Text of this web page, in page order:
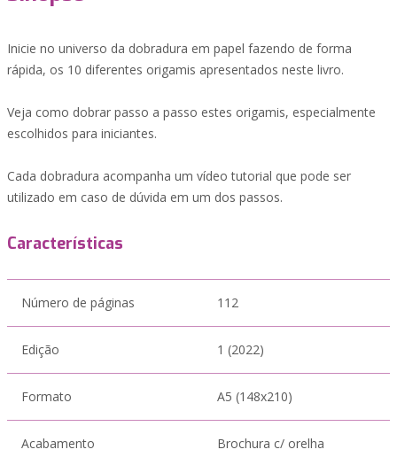
Inicie no universo da dobradura em papel fazendo de forma
rápida, os 10 diferentes origamis apresentados neste livro.
Veja como dobrar passo a passo estes origamis, especialmente
escolhidos para iniciantes.
Cada dobradura acompanha um vídeo tutorial que pode ser
utilizado em caso de dúvida em um dos passos.
Características
Número de páginas 112
Edição 1 (2022)
Formato A5 (148x210)
Acabamento Brochura c/ orelha